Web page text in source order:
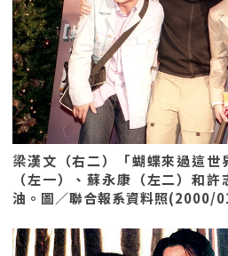
梁漢文（右二）「蝴蝶來過這世
（左一）、蘇永康（左二）和
油。圖／聯合報系資料照(2000/